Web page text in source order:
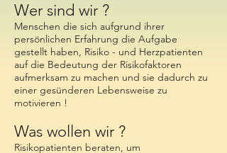
Wer sind wir ?
Menschen die sich aufgrund ihrer
persönlichen Erfahrung die Aufgabe
gestellt haben, Risiko - und Herzpatienten
auf die Bedeutung der Risikofaktoren
aufmerksam zu machen und sie dadurch zu
einer gesünderen Lebensweise zu
motivieren !
Was wollen wir ?
Risikopatienten beraten, um